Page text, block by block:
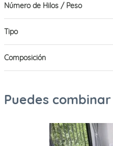
Número de Hilos / Peso
Tipo
Composición
Puedes